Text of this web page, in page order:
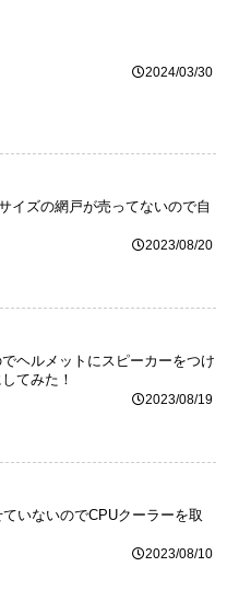
2024/03/30
イズの網戸が売ってないので自
2023/08/20
ヘルメットにスピーカーをつけ
てみた！
2023/08/19
いないのでCPUクーラーを取
2023/08/10